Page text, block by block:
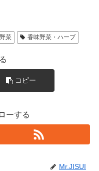
野菜 香味野菜・ハーブ
コピー
ーする
Mr.JISUI